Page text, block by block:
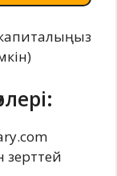
капиталыңыз
зерттей